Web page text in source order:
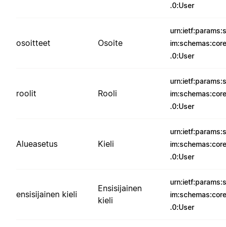
.0:User
osoitteet Osoite
.0:User
roolit Rooli
.0:User
Alueasetus Kieli
.0:User
ensisijainen kieli
Ensisijainen
kieli
.0:User